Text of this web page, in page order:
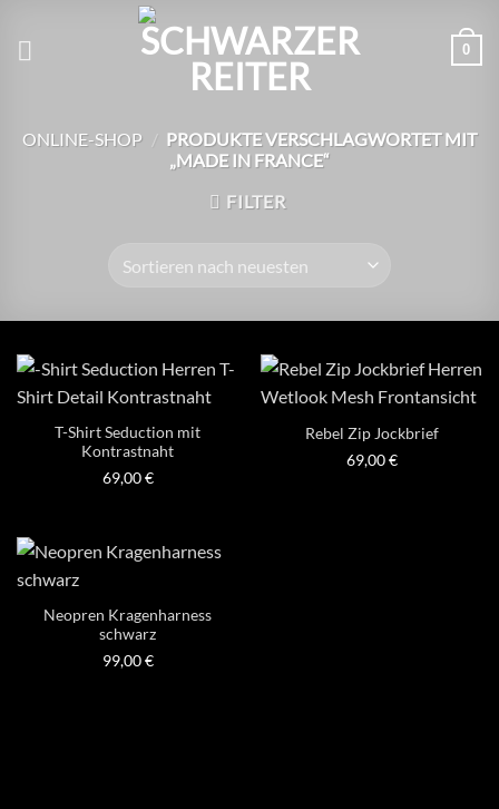
Inhalt
0
ONLINE-SHOP / PRODUKTE VERSCHLAGWORTET MIT
„MADE IN FRANCE“
FILTER
T-Shirt Seduction mit
Kontrastnaht
69,00€
Rebel Zip Jockbrief
69,00€
Neopren Kragenharness
schwarz
99,00€